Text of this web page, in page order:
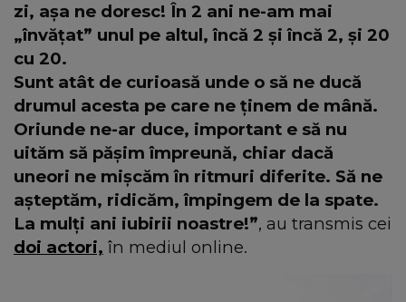
zi, aşa ne doresc! În 2 ani ne-am mai
„învățat” unul pe altul, încă 2 şi încă 2, şi 20
cu 20.
Sunt atât de curioasă unde o să ne ducă
drumul acesta pe care ne ținem de mână.
Oriunde ne-ar duce, important e să nu
uităm să păşim împreună, chiar dacă
uneori ne mişcăm în ritmuri diferite. Să ne
aşteptăm, ridicăm, împingem de la spate.
La mulți ani iubirii noastre!”, au transmis cei
doi actori, în mediul online.